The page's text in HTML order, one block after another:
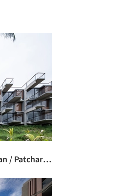
Varivana Resort Koh Phangan / Patchara + Omnicha Architecture